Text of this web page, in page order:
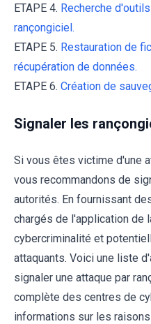
ETAPE 4. Recherche
rançongiciel.
ETAPE 5. Restauration de
récupération de données.
ETAPE 6. Création de
Signaler les
Si vous êtes victime d'une
vous recommandons de
autorités. En fournissant
chargés de l'application de
cybercriminalité et
attaquants. Voici une liste
signaler une attaque par
complète des centres de
informations sur les